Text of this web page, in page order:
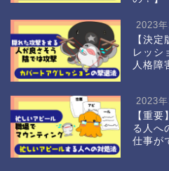
2023
【決
レッシ
人格障
2023
【重
る人へ
仕事が